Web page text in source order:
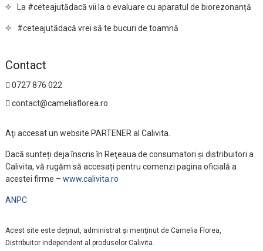
La #ceteajutădacă vii la o evaluare cu aparatul de biorezonanță
#ceteajutădacă vrei să te bucuri de toamnă
Contact
0727 876 022
contact@cameliaflorea.ro
Aţi accesat un website PARTENER al Calivita.
Dacă sunteți deja înscris în Reţeaua de consumatori și distribuitori a
Calivita, vă rugăm să accesați pentru comenzi pagina oficială a
acestei firme – www.calivita.ro
ANPC
Acest site este deţinut, administrat şi menţinut de Camelia Florea,
Distribuitor independent al produselor Calivita.